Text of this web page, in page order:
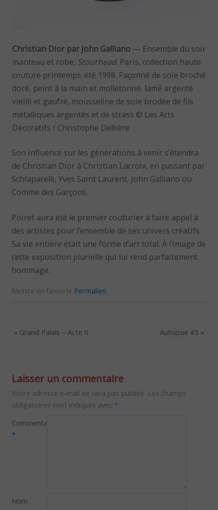
Christian Dior par John Galliano— Ensemble du soir
manteau et robe, Stourhead. Paris, collection haute
couture printemps-été 1998. Façonné de soie broché
doré, peint à la main et molletonné, lamé argenté
vieilli et gaufré, mousseline de soie brodée de fils
métalliques argentés et de strass © Les Arts
Décoratifs / Christophe Dellière
Son influence sur les générations à venir s’étendra
de Christian Dior à Christian Lacroix, en passant par
Schiaparelli, Yves Saint Laurent, John Galliano ou
Comme des Garçons.
Poiret aura été le premier couturier à faire appel à
des artistes pour l’ensemble de ses univers créatifs.
Sa vie entière était une forme d’art total. À l’image de
cette exposition plurielle qui lui rend parfaitement
hommage.
Mettre en favori le Permalien
« Grand Palais – Acte II Autopsie #3 »
Laisser un commentaire
Votre adresse e-mail ne sera pas publiée. Les champs
obligatoires sont indiqués avec *
Commentaire
*
Nom